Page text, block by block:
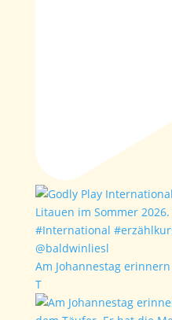
Am Johannestag
T